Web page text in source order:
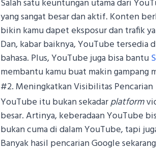
Salah satu keuntungan utama dari
yang sangat besar dan aktif. Konten
bikin kamu dapet eksposur dan trafik
Dan, kabar baiknya, YouTube tersedia
bahasa. Plus, YouTube juga bisa bantu
membantu kamu buat makin gampang
#2. Meningkatkan Visibilitas Pencarian
YouTube itu bukan sekadarplatform
besar. Artinya, keberadaan YouTube
bukan cuma di dalam YouTube, tapi
Banyak hasil pencarian Google